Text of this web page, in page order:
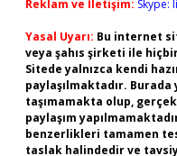
Reklam ve İletişim: Skype:
Yasal Uyarı: Bu internet
veya şahıs şirketi ile
Sitede yalnızca kendi
paylaşılmaktadır.
taşımamakta olup,
paylaşım
benzerlikleri tamamen
taslak halindedir ve